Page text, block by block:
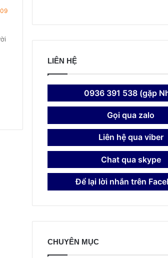
LIÊN HỆ
0936 391 538 (gặp
Gọi qua zalo
Liên hệ qua viber
Chat qua skype
Để lại lời nhắn trên
CHUYÊN MỤC